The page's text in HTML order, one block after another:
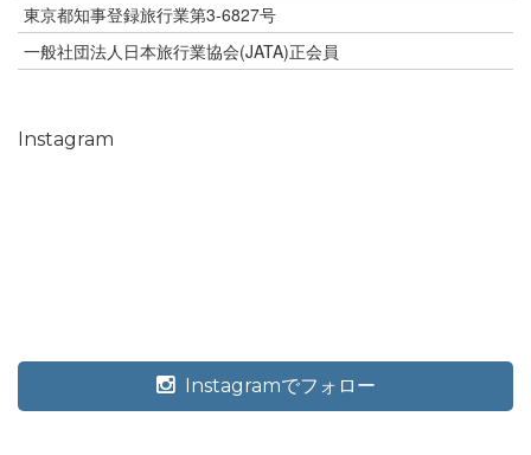
東京都知事登録旅行業第3-6827号
一般社団法人日本旅行業協会(JATA)正会員
Instagram
Instagramでフォロー